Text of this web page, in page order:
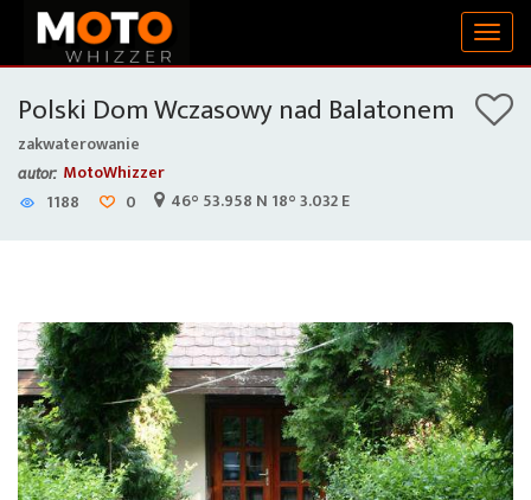
Polski Dom Wczasowy nad Balatonem
zakwaterowanie
autor: MotoWhizzer
1188
0 46° 53.958 N 18° 3.032 E